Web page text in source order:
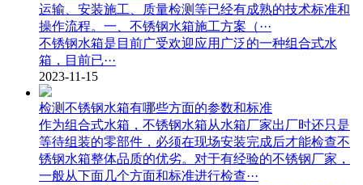
运输、安装施工、质量检测等已经有成熟的技术标准和
操作流程。一、不锈钢水箱施工方案（···
不锈钢水箱是目前广受欢迎应用广泛的一种组合式水
箱，目前已···
2023-11-15
检测不锈钢水箱有哪些方面的参数和标准
作为组合式水箱，不锈钢水箱从水箱厂家出厂时还只是
等待组装的零部件，必须在现场安装完成后才能检查不
锈钢水箱整体品质的优劣。对于有经验的不锈钢厂家，
一般从下面几个方面和标准进行检查···